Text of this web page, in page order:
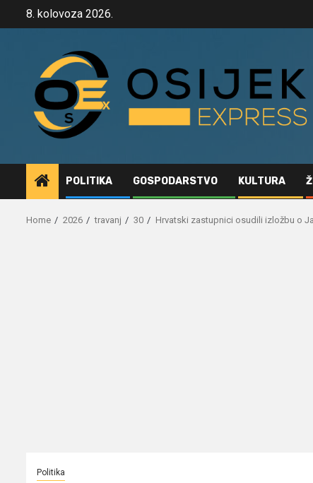
8. kolovoza 2026.
POLITIKA GOSPODARSTVO KULTURA
Home 2026 travanj 30 Hrvatski zastupnici osudili izložbu o
Politika